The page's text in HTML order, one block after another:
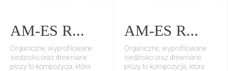
AM-ES R...
Organiczne, wyprofilowane
siedzisko oraz drewniane
płozy to kompozycja, która
AM-ES R...
Organiczne, wyprofilowane
siedzisko oraz drewniane
płozy to kompozycja, która